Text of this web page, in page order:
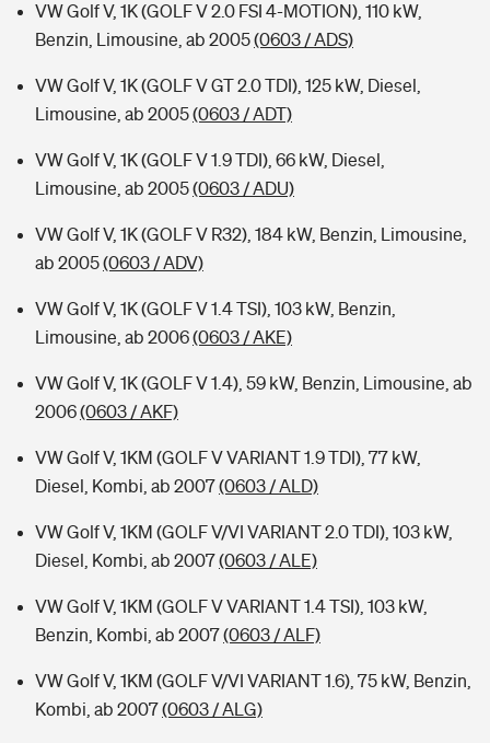
VW Golf V, 1K (GOLF V 2.0 FSI 4-MOTION), 110 kW,
Benzin, Limousine, ab 2005(0603 / ADS)
VW Golf V, 1K (GOLF V GT 2.0 TDI), 125 kW, Diesel,
Limousine, ab 2005(0603 / ADT)
VW Golf V, 1K (GOLF V 1.9 TDI), 66 kW, Diesel,
Limousine, ab 2005(0603 / ADU)
VW Golf V, 1K (GOLF V R32), 184 kW, Benzin, Limousine,
ab 2005(0603 / ADV)
VW Golf V, 1K (GOLF V 1.4 TSI), 103 kW, Benzin,
Limousine, ab 2006(0603 / AKE)
VW Golf V, 1K (GOLF V 1.4), 59 kW, Benzin, Limousine, ab
2006(0603 / AKF)
VW Golf V, 1KM (GOLF V VARIANT 1.9 TDI), 77 kW,
Diesel, Kombi, ab 2007(0603 / ALD)
VW Golf V, 1KM (GOLF V/VI VARIANT 2.0 TDI), 103 kW,
Diesel, Kombi, ab 2007(0603 / ALE)
VW Golf V, 1KM (GOLF V VARIANT 1.4 TSI), 103 kW,
Benzin, Kombi, ab 2007(0603 / ALF)
VW Golf V, 1KM (GOLF V/VI VARIANT 1.6), 75 kW, Benzin,
Kombi, ab 2007(0603 / ALG)